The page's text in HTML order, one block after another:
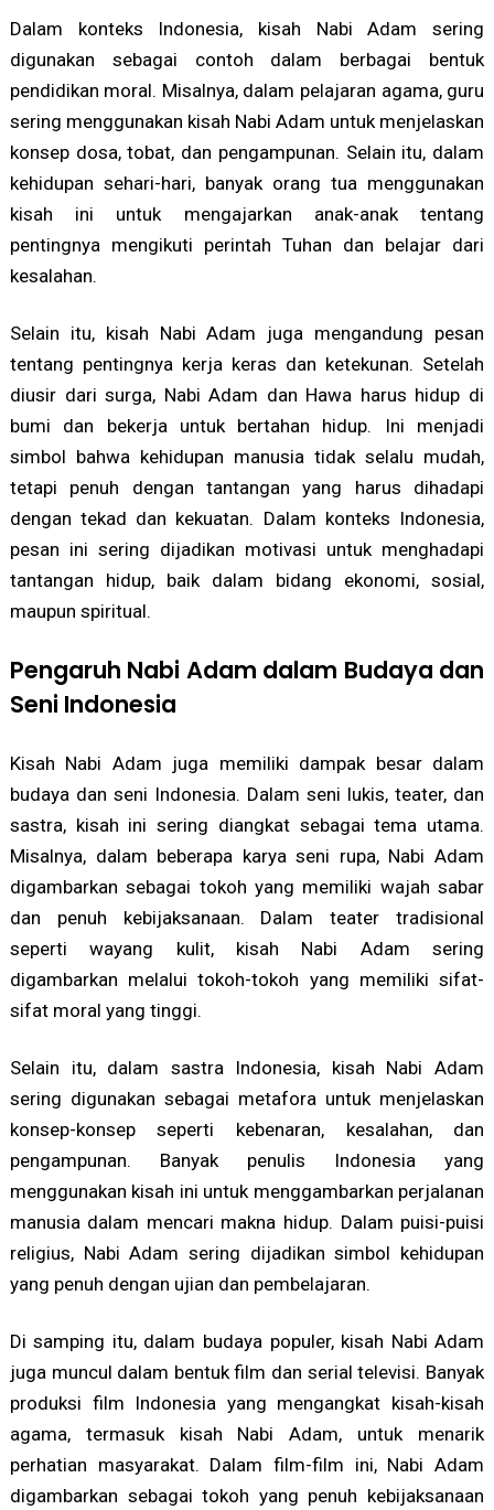
Dalam konteks Indonesia, kisah Nabi Adam sering
digunakan sebagai contoh dalam berbagai bentuk
pendidikan moral. Misalnya, dalam pelajaran agama, guru
sering menggunakan kisah Nabi Adam untuk menjelaskan
konsep dosa, tobat, dan pengampunan. Selain itu, dalam
kehidupan sehari-hari, banyak orang tua menggunakan
kisah ini untuk mengajarkan anak-anak tentang
pentingnya mengikuti perintah Tuhan dan belajar dari
kesalahan.
Selain itu, kisah Nabi Adam juga mengandung pesan
tentang pentingnya kerja keras dan ketekunan. Setelah
diusir dari surga, Nabi Adam dan Hawa harus hidup di
bumi dan bekerja untuk bertahan hidup. Ini menjadi
simbol bahwa kehidupan manusia tidak selalu mudah,
tetapi penuh dengan tantangan yang harus dihadapi
dengan tekad dan kekuatan. Dalam konteks Indonesia,
pesan ini sering dijadikan motivasi untuk menghadapi
tantangan hidup, baik dalam bidang ekonomi, sosial,
maupun spiritual.
Pengaruh Nabi Adam dalam Budaya dan
Seni Indonesia
Kisah Nabi Adam juga memiliki dampak besar dalam
budaya dan seni Indonesia. Dalam seni lukis, teater, dan
sastra, kisah ini sering diangkat sebagai tema utama.
Misalnya, dalam beberapa karya seni rupa, Nabi Adam
digambarkan sebagai tokoh yang memiliki wajah sabar
dan penuh kebijaksanaan. Dalam teater tradisional
seperti wayang kulit, kisah Nabi Adam sering
digambarkan melalui tokoh-tokoh yang memiliki sifat-
sifat moral yang tinggi.
Selain itu, dalam sastra Indonesia, kisah Nabi Adam
sering digunakan sebagai metafora untuk menjelaskan
konsep-konsep seperti kebenaran, kesalahan, dan
pengampunan. Banyak penulis Indonesia yang
menggunakan kisah ini untuk menggambarkan perjalanan
manusia dalam mencari makna hidup. Dalam puisi-puisi
religius, Nabi Adam sering dijadikan simbol kehidupan
yang penuh dengan ujian dan pembelajaran.
Di samping itu, dalam budaya populer, kisah Nabi Adam
juga muncul dalam bentuk film dan serial televisi. Banyak
produksi film Indonesia yang mengangkat kisah-kisah
agama, termasuk kisah Nabi Adam, untuk menarik
perhatian masyarakat. Dalam film-film ini, Nabi Adam
digambarkan sebagai tokoh yang penuh kebijaksanaan